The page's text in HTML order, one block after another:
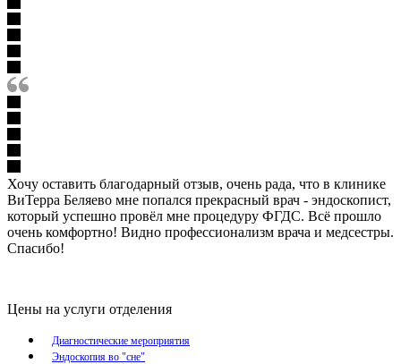
Хочу оставить благодарный отзыв, очень рада, что в клинике
ВиТерра Беляево мне попался прекрасный врач - эндоскопист,
который успешно провёл мне процедуру ФГДС. Всё прошло
очень комфортно! Видно профессионализм врача и медсестры.
Спасибо!
Цены на услуги отделения
Диагностические мероприятия
Эндоскопия во "сне"